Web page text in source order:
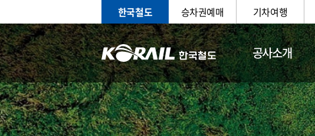
한국철도 승차권예매 기차여행
공사소개
홍보 문화사업